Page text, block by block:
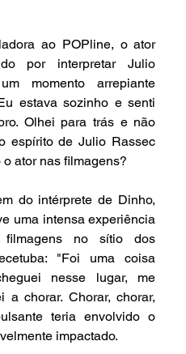
ao POPline, o ator
por interpretar Julio
momento arrepiante
estava sozinho e senti
Olhei para trás e não
espírito de Julio Rassec
ator nas filmagens?
do intérprete de Dinho,
uma intensa experiência
filmagens no sítio dos
"Foi uma coisa
nesse lugar, me
a chorar. Chorar, chorar,
teria envolvido o
impactado.